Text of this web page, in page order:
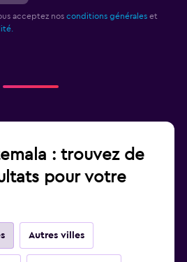
acceptez nos conditions générales et
: trouvez de
pour votre
Autres villes